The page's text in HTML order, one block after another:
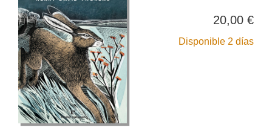
20,00 €
Disponible 2 días